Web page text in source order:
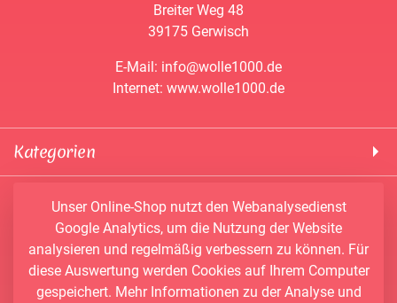
Breiter Weg 48
39175 Gerwisch
E-Mail: info@wolle1000.de
Internet: www.wolle1000.de
Kategorien
ALIZE Yarns
Bobbel
Bobbiny
Chenille Garne
Service & Informationen
Konto
Newsletter
Kontakt
Vertrag widerrufen
Unser Online-Shop nutzt den Webanalysedienst
Google Analytics, um die Nutzung der Website
analysieren und regelmäßig verbessern zu können. Für
diese Auswertung werden Cookies auf Ihrem Computer
gespeichert. Mehr Informationen zu der Analyse und